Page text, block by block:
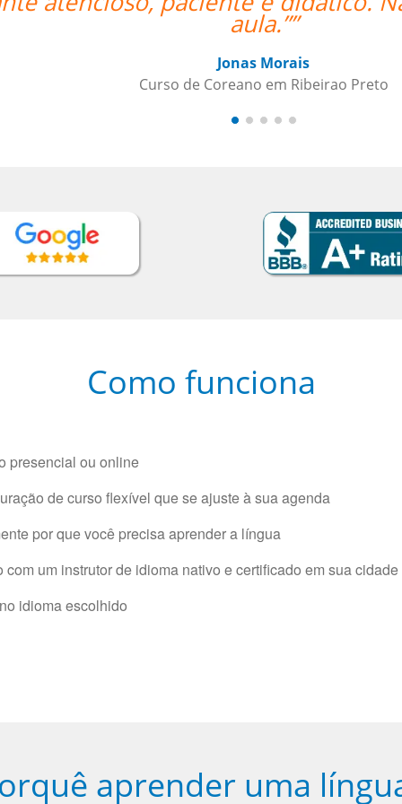
Como funciona
presencial ou online
de curso flexível que se ajuste à sua agenda
por que você precisa aprender a língua
um instrutor de idioma nativo e certificado em sua
idioma escolhido
aprender uma